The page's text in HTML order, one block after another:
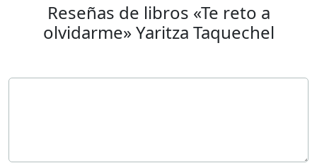
Reseñas de libros «Te reto a
olvidarme» Yaritza Taquechel